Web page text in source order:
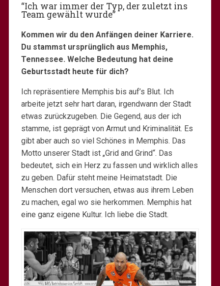
“Ich war immer der Typ, der zuletzt ins
Team gewählt wurde”
Kommen wir du den Anfängen deiner Karriere.
Du stammst ursprünglich aus Memphis,
Tennessee. Welche Bedeutung hat deine
Geburtsstadt heute für dich?
Ich repräsentiere Memphis bis auf’s Blut. Ich
arbeite jetzt sehr hart daran, irgendwann der Stadt
etwas zurückzugeben. Die Gegend, aus der ich
stamme, ist geprägt von Armut und Kriminalität. Es
gibt aber auch so viel Schönes in Memphis. Das
Motto unserer Stadt ist „Grid and Grind“. Das
bedeutet, sich ein Herz zu fassen und wirklich alles
zu geben. Dafür steht meine Heimatstadt. Die
Menschen dort versuchen, etwas aus ihrem Leben
zu machen, egal wo sie herkommen. Memphis hat
eine ganz eigene Kultur. Ich liebe die Stadt.